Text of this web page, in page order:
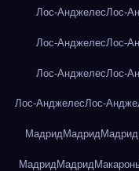
Лос-АнджелесЛос-
Лос-АнджелесЛос-
Лос-АнджелесЛос-
Лос-АнджелесЛос-
МадридМадридМадрид
Мадрид Мадрид